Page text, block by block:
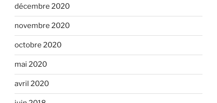
décembre 2020
novembre 2020
octobre 2020
mai 2020
avril 2020